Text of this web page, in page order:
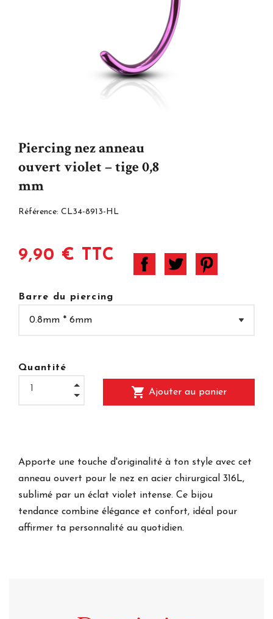
Piercing nez anneau
ouvert violet – tige 0,8
mm
Référence: CL34-8913-HL
9,90 € TTC
Barre du piercing
Quantité
shopping_cart Ajouter au panier
Apporte une touche d'originalité à ton style avec cet
anneau ouvert pour le nez en acier chirurgical 316L,
sublimé par un éclat violet intense. Ce bijou
tendance combine élégance et confort, idéal pour
affirmer ta personnalité au quotidien.